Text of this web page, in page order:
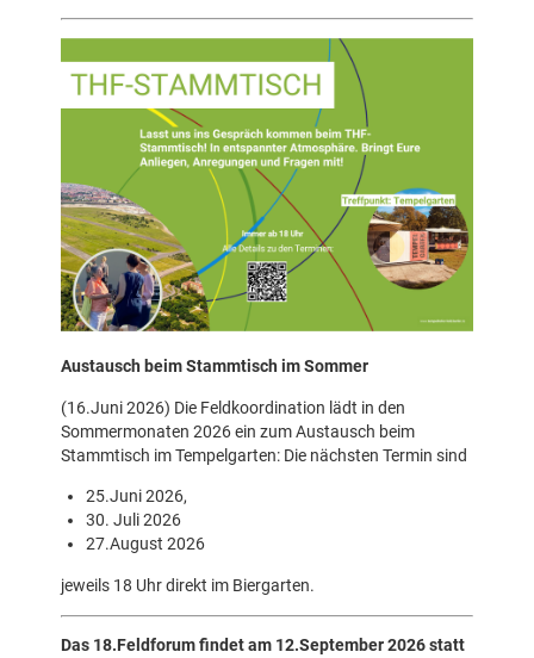
Austausch beim Stammtisch im Sommer
(16.Juni 2026) Die Feldkoordination lädt in den
Sommermonaten 2026 ein zum Austausch beim
Stammtisch im Tempelgarten: Die nächsten Termin sind
25.Juni 2026,
30. Juli 2026
27.August 2026
jeweils 18 Uhr direkt im Biergarten.
Das 18.Feldforum findet am 12.September 2026 statt